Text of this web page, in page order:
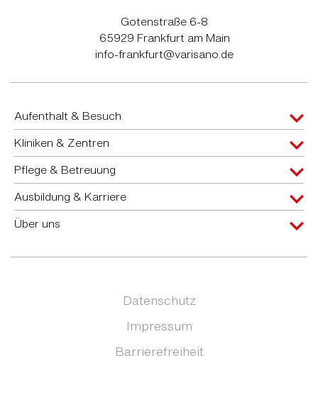
Gotenstraße 6-8
65929 Frankfurt am Main
info-frankfurt@varisano.de
Aufenthalt & Besuch
Kliniken & Zentren
Pflege & Betreuung
Ausbildung & Karriere
Über uns
Datenschutz
Impressum
Barrierefreiheit